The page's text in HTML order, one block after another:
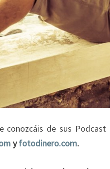
conozcáis de sus Podcast
yfotodinero.com.